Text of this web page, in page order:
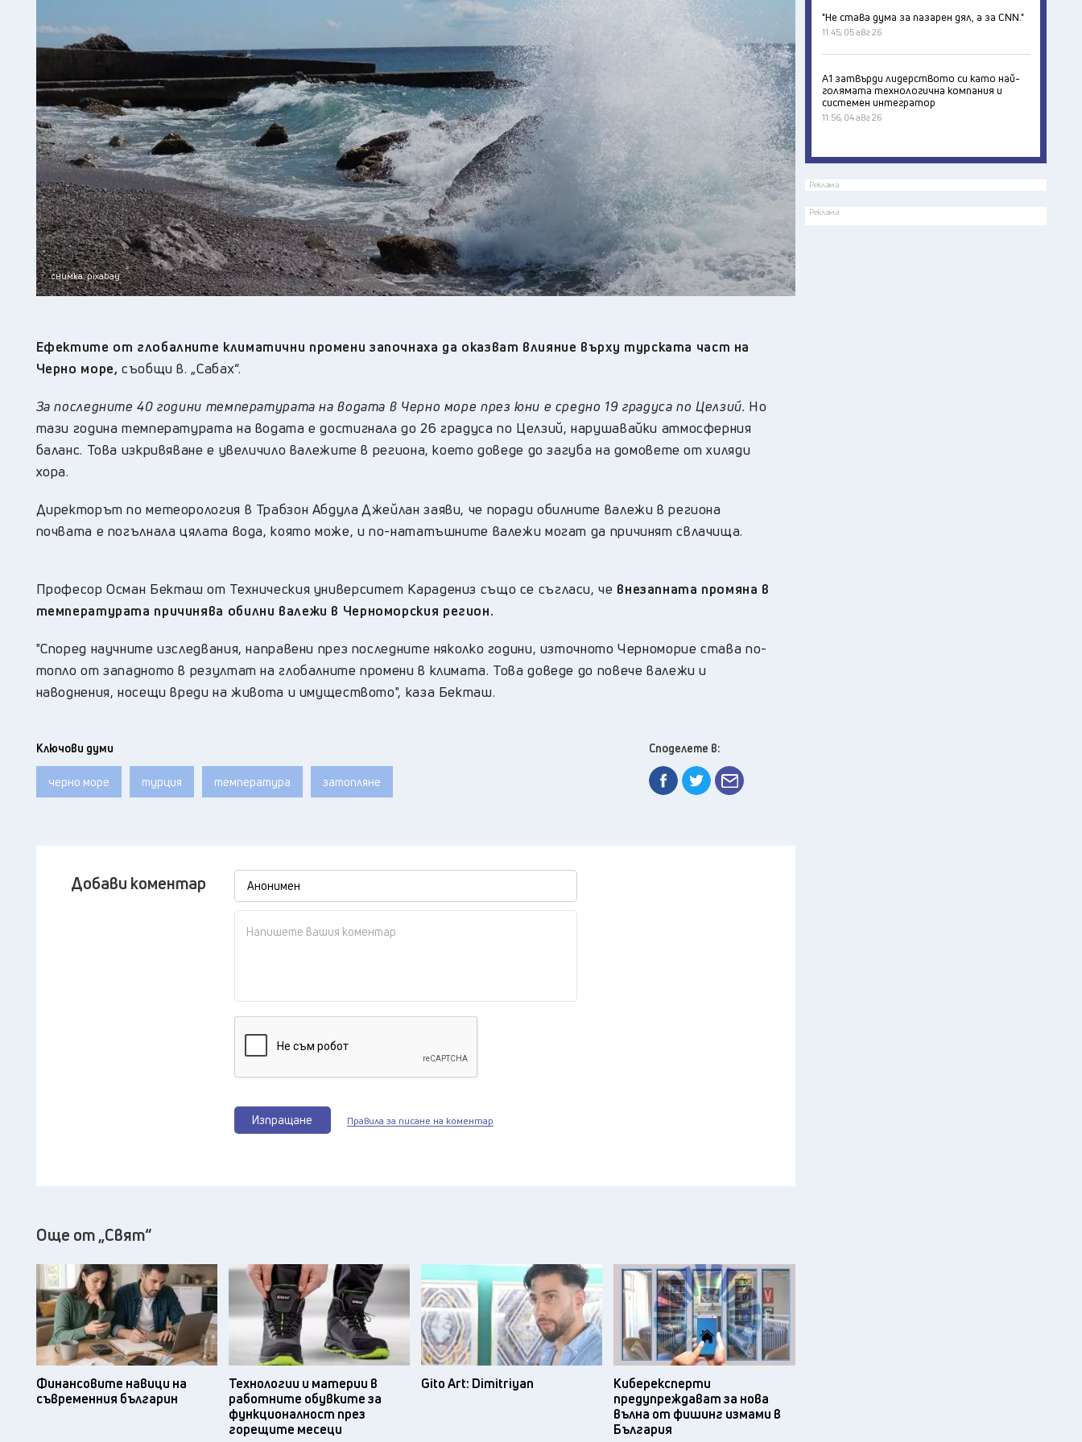
Перник , 31°C
Пловдив, 33°C
Разград, 31°C
Русе, 34°C
Силистра, 32°C
Сливен , 29°C
Смолян, 25°C
София, 33°C
Стара Загора, 32°C
Търговище, 31°C
Хасково, 32°C
Шумен, 30°C
Ямбол, 30°C
снимка: pixabay
Ефектите от глобалните климатични промени започнаха да оказват влияние върху турската част на
Черно море, съобщи в. „Сабах“.
За последните 40 години температурата на водата в Черно море през юни е средно 19 градуса по Целзий. Но
тази година температурата на водата е достигнала до 26 градуса по Целзий, нарушавайки атмосферния
баланс. Това изкривяване е увеличило валежите в региона, което доведе до загуба на домовете от хиляди
хора.
Директорът по метеорология в Трабзон Абдула Джейлан заяви, че поради обилните валежи в региона
почвата е погълнала цялата вода, която може, и по-нататъшните валежи могат да причинят свлачища.
Професор Осман Бекташ от Техническия университет Карадениз също се съгласи, че внезапната промяна в
температурата причинява обилни валежи в Черноморския регион.
"Според научните изследвания, направени през последните няколко години, източното Черноморие става по-
топло от западното в резултат на глобалните промени в климата. Това доведе до повече валежи и
наводнения, носещи вреди на живота и имуществото", каза Бекташ.
Ключови думи
черно море турция температура затопляне
Споделете в:
Добави коментар
Изпращане Правила за писане на коментар
Още от „Свят“
Финансовите навици на
съвременния българин
Технологии и материи в
работните обувките за
функционалност през
горещите месеци
Gito Art: Dimitriyan
Киберексперти
предупреждават за нова
вълна от фишинг измами в
България
"Не става дума за пазарен дял, а за CNN."
11:45, 05 авг 26
А1 затвърди лидерството си като най-
голямата технологична компания и
системен интегратор
11:56, 04 авг 26
Реклама
Реклама